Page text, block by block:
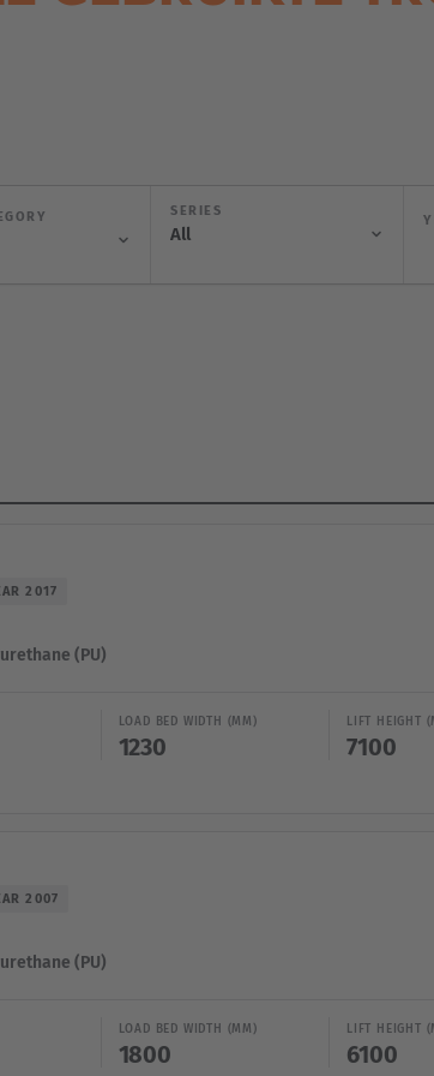
SERIES
2017
(PU)
LOAD BED WIDTH (MM)
1230
LIFT HEIGHT
7100
2007
(PU)
LOAD BED WIDTH (MM)
1800
LIFT HEIGHT
6100